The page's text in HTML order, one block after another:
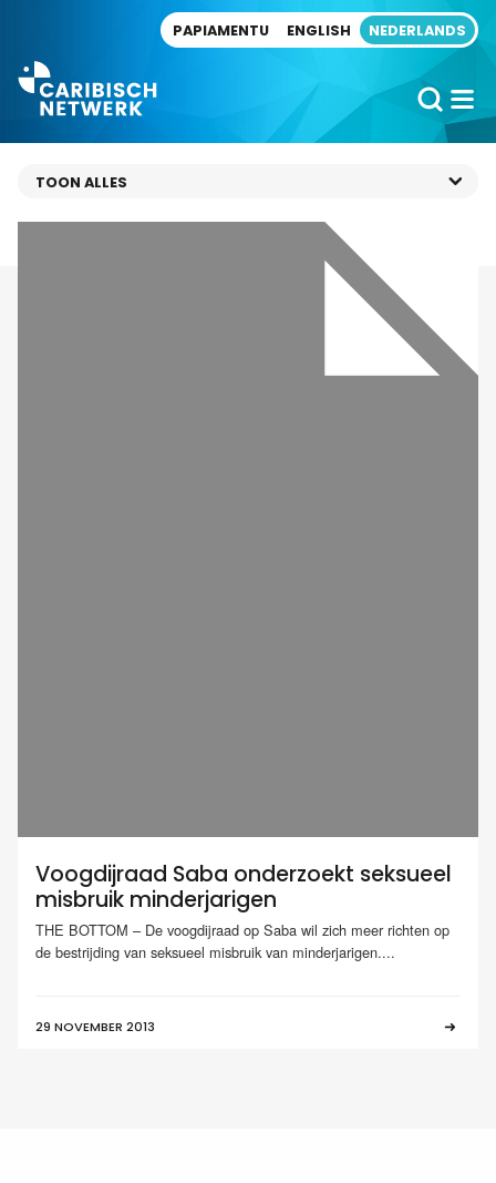
PAPIAMENTU ENGLISH NEDERLANDS
Voogdijraad Saba onderzoekt seksueel
misbruik minderjarigen
THE BOTTOM – De voogdijraad op Saba wil zich meer richten op
de bestrijding van seksueel misbruik van minderjarigen....
29 NOVEMBER 2013